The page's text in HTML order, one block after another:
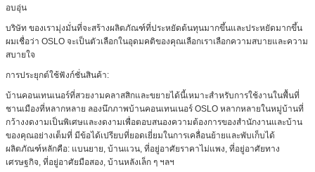
อบอุ่น
บริษัท ของเรามุ่งมั่นที่จะสร้างผลิตภัณฑ์ที่ประหยัดต้นทุนมากขึ้นและประหยัดมากขึ้น
ผมเชื่อว่า OSLO จะเป็นตัวเลือกในอุดมคติของคุณเลือกเราเลือกความสบายและความ
สบายใจ
การประยุกต์ใช้ฟังก์ชั่นสินค้า:
บ้านคอนเทนเนอร์ที่สวยงามคลาสสิกและขยายได้นี้เหมาะสำหรับการใช้งานในพื้นที่
ชานเมืองที่หลากหลาย ลองนึกภาพบ้านคอนเทนเนอร์ OSLO หลากหลายในหมู่บ้านที่
กว้างงดงามเป็นพิเศษและงดงามเพื่อตอบสนองความต้องการของสำนักงานและบ้าน
ของคุณอย่างเต็มที่ มีข้อได้เปรียบที่ยอดเยี่ยมในการเคลื่อนย้ายและพับเก็บได้
ผลิตภัณฑ์หลักคือ: แบนยาย, บ้านแวน, ที่อยู่อาศัยราคาไม่แพง, ที่อยู่อาศัยทาง
เศรษฐกิจ, ที่อยู่อาศัยมือสอง, บ้านหลังเล็ก ๆ ฯลฯ